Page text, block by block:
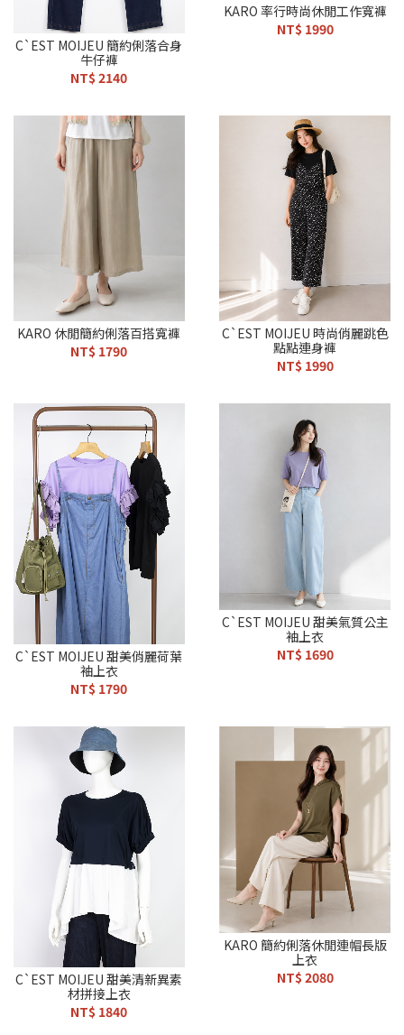
C`EST MOIJEU 簡約俐落合身
牛仔褲
NT$ 2140
KARO 率行時尚休閒工作寬褲
NT$ 1990
KARO 休閒簡約俐落百搭寬褲
NT$ 1790
C`EST MOIJEU 時尚俏麗跳色
點點連身褲
NT$ 1990
C`EST MOIJEU 甜美俏麗荷葉
袖上衣
NT$ 1790
C`EST MOIJEU 甜美氣質公主
袖上衣
NT$ 1690
C`EST MOIJEU 甜美清新異素
材拼接上衣
NT$ 1840
KARO 簡約俐落休閒連帽長版
上衣
NT$ 2080